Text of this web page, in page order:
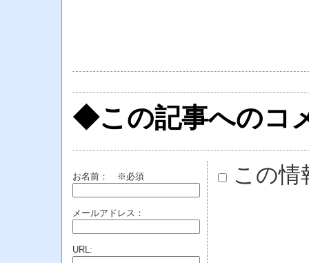
◆この記事へのコ
お名前： ※必須
メールアドレス：
URL:
この情